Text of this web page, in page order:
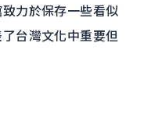
力於保存一些看似
台灣文化中重要但